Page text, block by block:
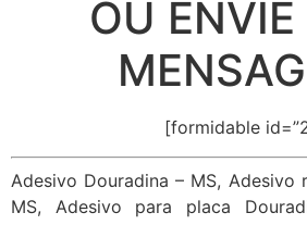
OU
[formidable
Adesivo Douradina – MS, Adesivo
MS, Adesivo para placa